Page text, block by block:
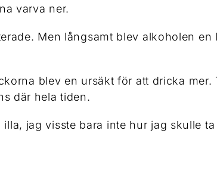
varva ner.
Men långsamt blev alkoholen en
blev en ursäkt för att dricka
där hela tiden.
jag visste bara inte hur jag skulle